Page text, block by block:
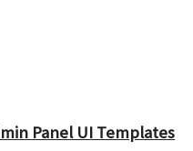
Panel UI Templates